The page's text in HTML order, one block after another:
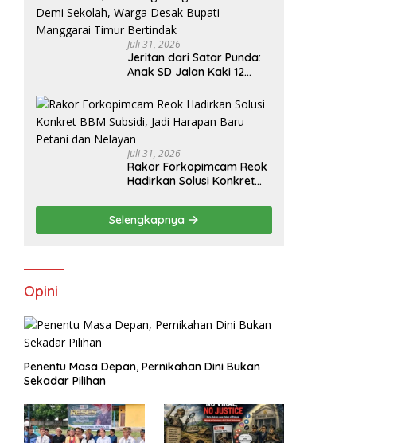
Juli 31, 2026
Jeritan dari Satar Punda:
Anak SD Jalan Kaki 12
Sungai dan Hutan Demi
Sekolah, Warga Desak
Bupati Manggarai Timur
Bertindak
Juli 31, 2026
Rakor Forkopimcam Reok
Hadirkan Solusi Konkret
Baru Petani dan Nelayan
Selengkapnya
Opini
Penentu Masa Depan, Pernikahan Dini Bukan
Sekadar Pilihan